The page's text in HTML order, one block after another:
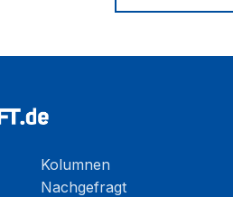
Kolumnen
Nachgefragt